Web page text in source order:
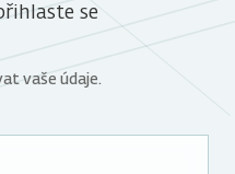
se
vaše údaje.